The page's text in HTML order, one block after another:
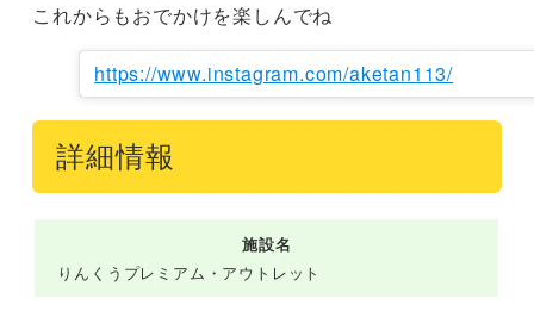
これからもおでかけを楽しんでね
https://www.instagram.com/aketan113/
詳細情報
施設名
りんくうプレミアム・アウトレット